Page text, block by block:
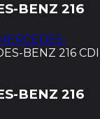
BENZ 216
BENZ 216 CDI
BENZ 216